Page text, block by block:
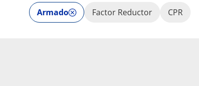
Armado Factor Reductor CPR